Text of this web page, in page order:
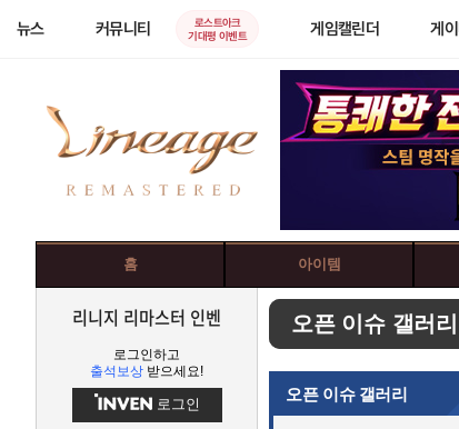
뉴스 커뮤니티
로스트아크
기대평 이벤트
게임캘린더 게
홈 아이템
리니지 리마스터 인벤
로그인하고
출석보상 받으세요!
로그인
오픈 이슈 갤러리
오픈 이슈 갤러리